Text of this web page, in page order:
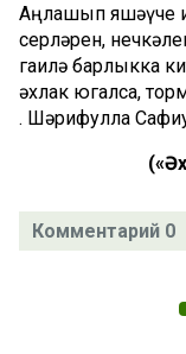
Аңлашып яшәүче
серләрен,
гаилә барлыкка
әхлак югалса,
. Шәрифулла
Комментарий 0